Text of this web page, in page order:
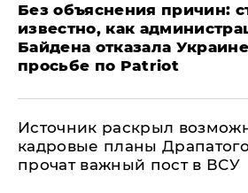
Без объяснения причин:
известно, как
Байдена отказала
просьбе по Patriot
​Источник раскрыл
кадровые планы
прочат важный пост в ВСУ